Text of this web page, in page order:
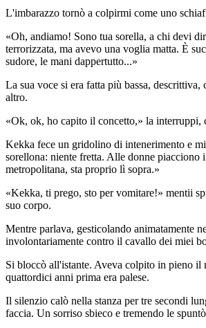
L'imbarazzo tornò a colpirmi come uno
«Oh, andiamo! Sono tua sorella, a chi devi
terrorizzata, ma avevo una voglia matta. È
sudore, le mani dappertutto...»
La sua voce si era fatta più bassa,
altro.
«Ok, ok, ho capito il concetto,» la interruppi,
Kekka fece un gridolino di intenerimento e
sorellona: niente fretta. Alle donne
metropolitana, sta proprio lì sopra.»
«Kekka, ti prego, sto per vomitare!» mentii
suo corpo.
Mentre parlava, gesticolando animatamente
involontariamente contro il cavallo dei miei
Si bloccò all'istante. Aveva colpito in pieno il
quattordici anni prima era palese.
Il silenzio calò nella stanza per tre secondi
faccia. Un sorriso sbieco e tremendo le